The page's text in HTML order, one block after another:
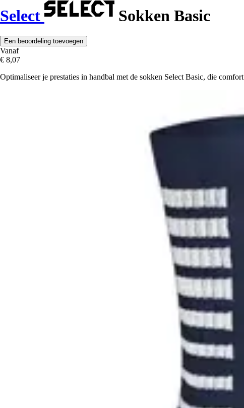
Select Sokken Basic
Een beoordeling toevoegen
Vanaf
€ 8,07
Optimaliseer je prestaties in handbal met de sokken Select Basic, die